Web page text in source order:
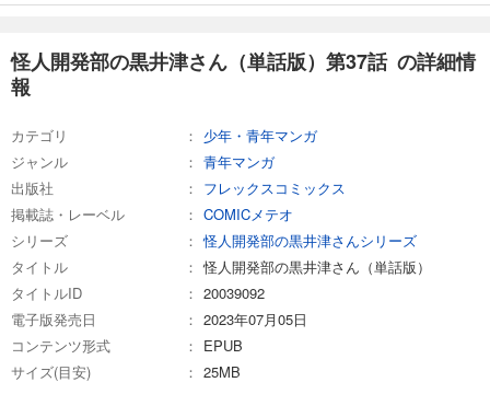
怪人開発部の黒井津さん（単話版）第45話
怪人開発部の黒井津さん（単話版）第37話 の詳細情
報
カテゴリ
少年・青年マンガ
ジャンル
青年マンガ
出版社
フレックスコミックス
掲載誌・レーベル
COMICメテオ
シリーズ
怪人開発部の黒井津さんシリーズ
タイトル
怪人開発部の黒井津さん（単話版）
タイトルID
20039092
電子版発売日
2023年07月05日
コンテンツ形式
EPUB
サイズ(目安)
25MB